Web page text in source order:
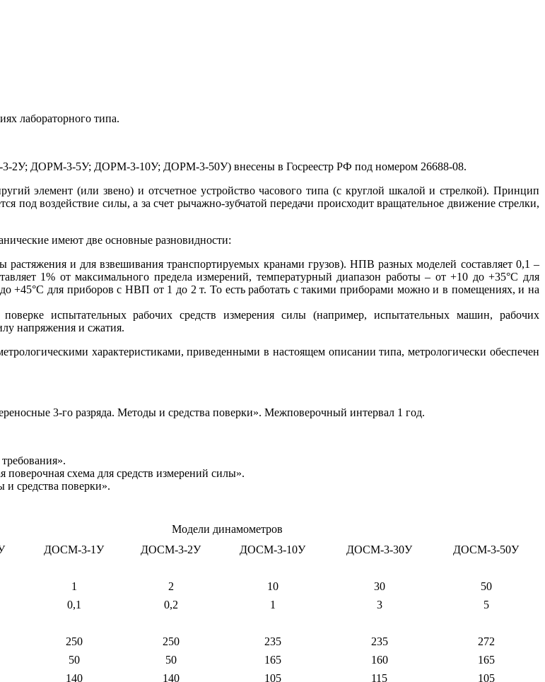
лабораторного типа.
ДОРМ-3-5У; ДОРМ-3-10У; ДОРМ-3-50У) внесены в Госреестр РФ под номером 26688-08.
элемент (или звено) и отсчетное устройство часового типа (с круглой шкалой и стрелкой). Принцип
под воздействие силы, а за счет рычажно-зубчатой передачи происходит вращательное движение стрелки,
имеют две основные разновидности:
растяжения и для взвешивания транспортируемых кранами грузов). НПВ разных моделей составляет 0,1 –
1% от максимального предела измерений, температурный диапазон работы – от +10 до +35°С для
+45°С для приборов с НВП от 1 до 2 т. То есть работать с такими приборами можно и в помещениях, и на
испытательных рабочих средств измерения силы (например, испытательных машин, рабочих
напряжения и сжатия.
характеристиками, приведенными в настоящем описании типа, метрологически обеспечен
3-го разряда. Методы и средства поверки». Межповерочный интервал 1 год.
схема для средств измерений силы».
средства поверки».
Модели динамометров
ДОСМ-3-1У ДОСМ-3-2У ДОСМ-3-10У ДОСМ-3-30У
ДОСМ-3-50У
1 2 10 30
50
0,1 0,2 1 3
5
250 250 235 235
272
50 50 165 160
165
140 140 105 115 105